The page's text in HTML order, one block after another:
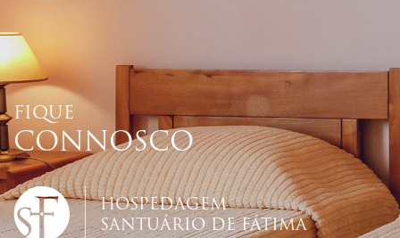
FIQUE
CONNOSCO
HOSPEDAGEM
SANTUÁRIO DE FÁTIMA